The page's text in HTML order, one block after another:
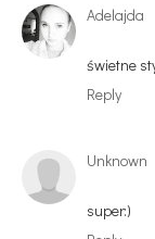
Adelajda
świetne
Reply
Unknown
super:)